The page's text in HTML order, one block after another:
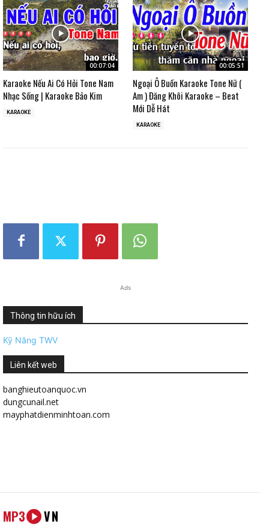
00:07:04
Karaoke Nếu Ai Có Hỏi Tone Nam
Nhạc Sống | Karaoke Bảo Kim
KARAOKE
00:05:51
Ngoại Ô Buồn Karaoke Tone Nữ (
Am ) Đăng Khôi Karaoke – Beat
Mới Dễ Hát
KARAOKE
Ads
Thông tin hữu ích
Kỹ Năng TWV
Liên kết web
banghieutoanquoc.vn
dungcunail.net
mayphatdienminhtoan.com
MP3 VN